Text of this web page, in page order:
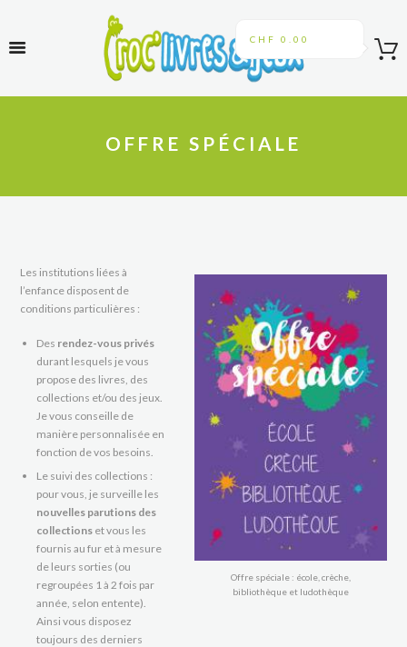
CHF 0.00
OFFRE SPÉCIALE
Offre spéciale : école, crèche,
bibliothèque et ludothèque
Les institutions liées à
l’enfance disposent de
conditions particulières :
Des rendez-vous privés
durant lesquels je vous
propose des livres, des
collections et/ou des jeux.
Je vous conseille de
manière personnalisée en
fonction de vos besoins.
Le suivi des collections :
pour vous, je surveille les
nouvelles parutions des
collections et vous les
fournis au fur et à mesure
de leurs sorties (ou
regroupées 1 à 2 fois par
année, selon entente).
Ainsi vous disposez
toujours des derniers